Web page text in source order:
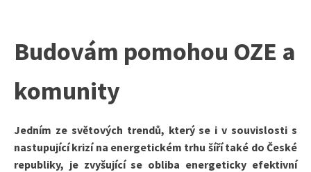
Budovám pomohou OZE a
komunity
Jedním ze světových trendů, který se i v souvislosti s
nastupující krizí na energetickém trhu šíří také do České
republiky, je zvyšující se obliba energeticky efektivní